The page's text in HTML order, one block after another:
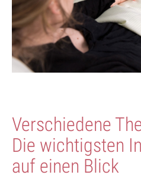
Verschiedene
Die wichtigsten
auf einen Blick